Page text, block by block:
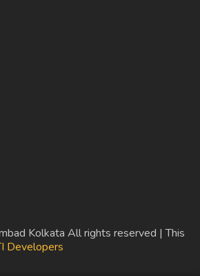
Kolkata All rights reserved | This
Developers